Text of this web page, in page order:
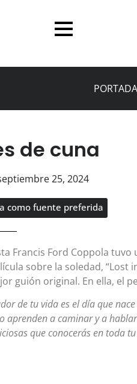
PORTADA
de cuna
25, 2024
como fuente preferida
Francis Ford Coppola
sobre la soledad, “Lost
guión original. En ella, el
de tu vida es el día que
aprenden a caminar y a
que conocerás en toda tu